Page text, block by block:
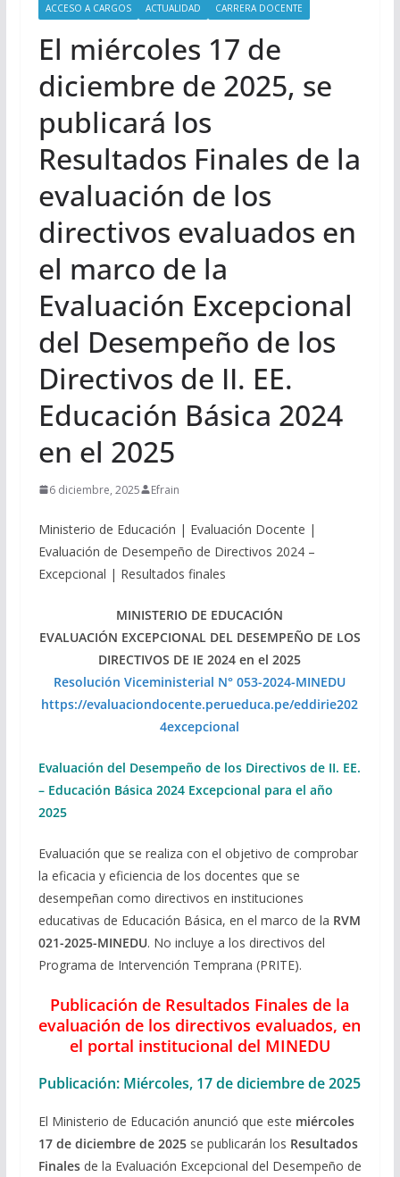
ACCESO A CARGOS ACTUALIDAD CARRERA DOCENTE
El miércoles 17 de
diciembre de 2025, se
publicará los
Resultados Finales de la
evaluación de los
directivos evaluados en
el marco de la
Evaluación Excepcional
del Desempeño de los
Directivos de II. EE.
Educación Básica 2024
en el 2025
6 diciembre, 2025 Efrain
Ministerio de Educación | Evaluación Docente |
Evaluación de Desempeño de Directivos 2024 –
Excepcional | Resultados finales
MINISTERIO DE EDUCACIÓN
EVALUACIÓN EXCEPCIONAL DEL DESEMPEÑO DE LOS
DIRECTIVOS DE IE 2024 en el 2025
Resolución Viceministerial N° 053-2024-MINEDU
https://evaluaciondocente.perueduca.pe/eddirie202
4excepcional
Evaluación del Desempeño de los Directivos de II. EE.
– Educación Básica 2024 Excepcional para el año
2025
Evaluación que se realiza con el objetivo de comprobar
la eficacia y eficiencia de los docentes que se
desempeñan como directivos en instituciones
educativas de Educación Básica, en el marco de la RVM
021-2025-MINEDU. No incluye a los directivos del
Programa de Intervención Temprana (PRITE).
Publicación de Resultados Finales de la
evaluación de los directivos evaluados, en
el portal institucional del MINEDU
Publicación: Miércoles, 17 de diciembre de 2025
El Ministerio de Educación anunció que este miércoles
17 de diciembre de 2025se publicarán los Resultados
Finalesde la Evaluación Excepcional del Desempeño de